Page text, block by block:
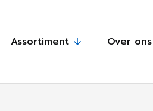
Assortiment Over ons